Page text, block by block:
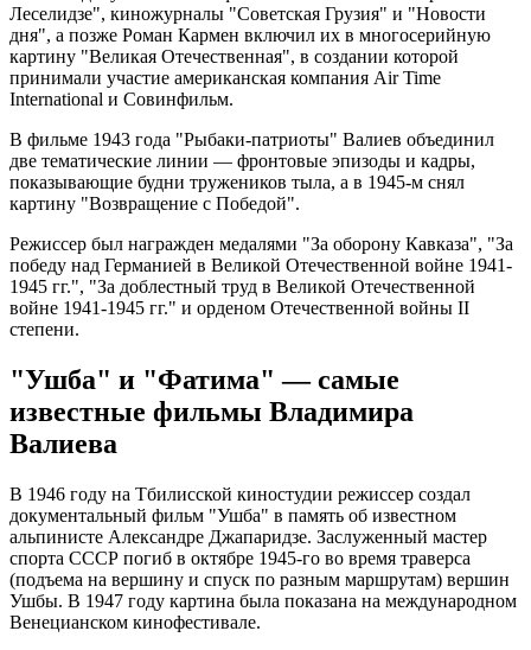
Леселидзе", киножурналы "Советская Грузия" и "Новости
дня", а позже Роман Кармен включил их в многосерийную
картину "Великая Отечественная", в создании которой
принимали участие американская компания Air Time
International и Совинфильм.
В фильме 1943 года "Рыбаки-патриоты" Валиев объединил
две тематические линии — фронтовые эпизоды и кадры,
показывающие будни тружеников тыла, а в 1945-м снял
картину "Возвращение с Победой".
Режиссер был награжден медалями "За оборону Кавказа", "За
победу над Германией в Великой Отечественной войне 1941-
1945 гг.", "За доблестный труд в Великой Отечественной
войне 1941-1945 гг." и орденом Отечественной войны II
степени.
"Ушба" и "Фатима" — самые
известные фильмы Владимира
Валиева
В 1946 году на Тбилисской киностудии режиссер создал
документальный фильм "Ушба" в память об известном
альпинисте Александре Джапаридзе. Заслуженный мастер
спорта СССР погиб в октябре 1945-го во время траверса
(подъема на вершину и спуск по разным маршрутам) вершин
Ушбы. В 1947 году картина была показана на международном
Венецианском кинофестивале.